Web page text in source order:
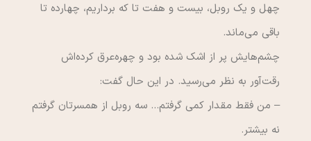
چهل و يك روبل، بيست و هفت تا كه برداريم، چهارده تا
باقي مي‌ماند.
چشم‌هايش پر از اشك شده بود و چهره‌عرق كرده‌اش
رقت‌آور به نظر مي‌رسيد. در اين حال گفت:
– من فقط مقدار كمي گرفتم… سه روبل از همسرتان گرفتم
نه بيشتر.